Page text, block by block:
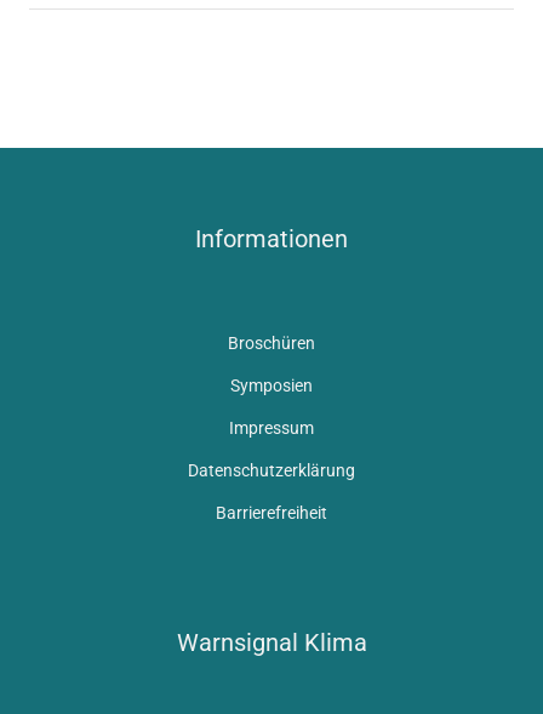
Informationen
Broschüren
Symposien
Impressum
Datenschutzerklärung
Barrierefreiheit
Warnsignal Klima